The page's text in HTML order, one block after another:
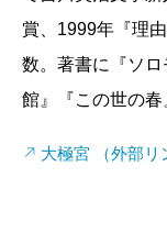
賞、1999年『理
数。著書に『ソ
館』『この世の春
大極宮 （外部リ